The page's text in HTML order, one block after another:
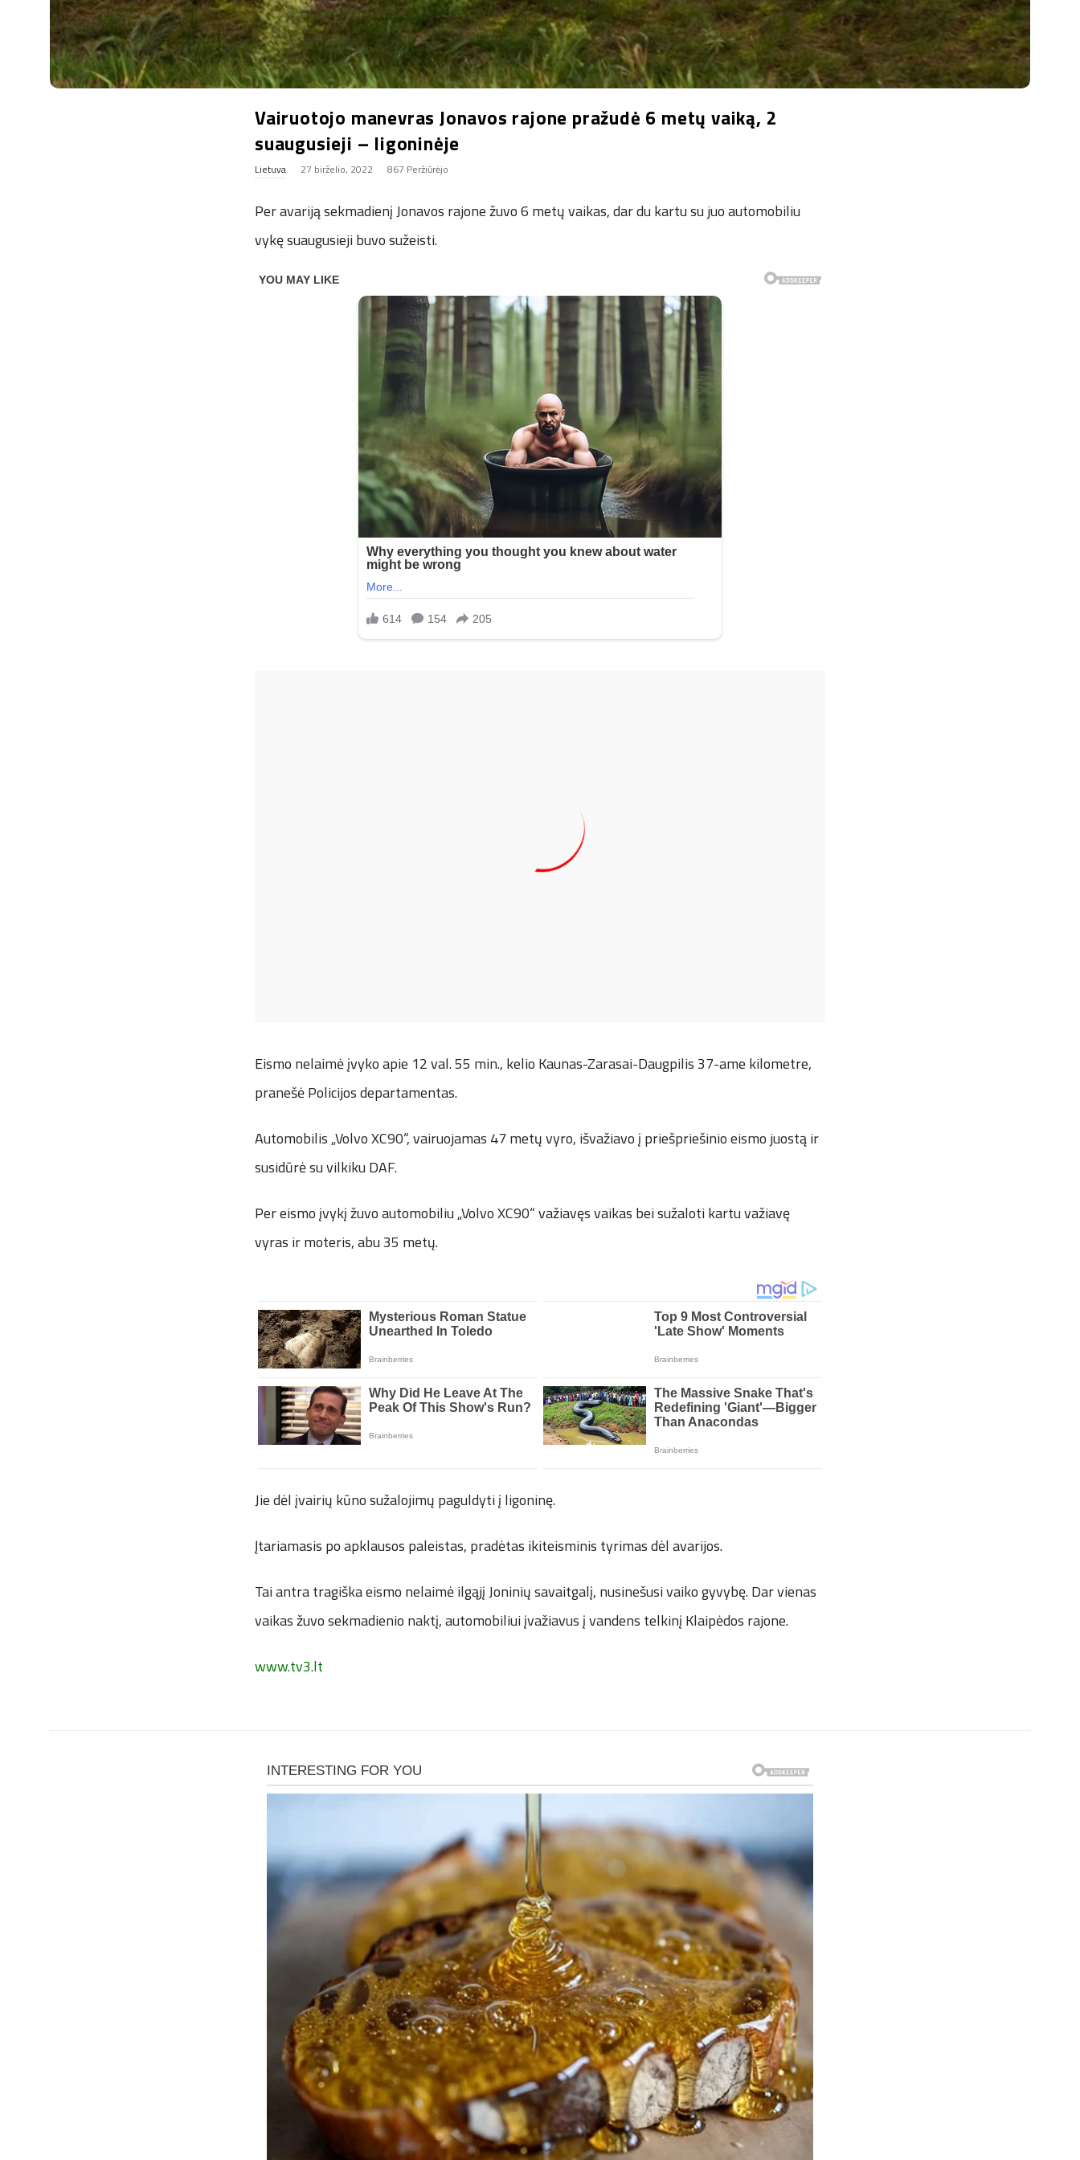
Vairuotojo manevras Jonavos rajone pražudė 6 metų vaiką, 2
suaugusieji – ligoninėje
Lietuva 27 birželio, 2022 867 Peržiūrėjo
Per avariją sekmadienį Jonavos rajone žuvo 6 metų vaikas, dar du kartu su juo automobiliu
vykę suaugusieji buvo sužeisti.
Eismo nelaimė įvyko apie 12 val. 55 min., kelio Kaunas-Zarasai-Daugpilis 37-ame kilometre,
pranešė Policijos departamentas.
Automobilis „Volvo XC90“, vairuojamas 47 metų vyro, išvažiavo į priešpriešinio eismo juostą ir
susidūrė su vilkiku DAF.
Per eismo įvykį žuvo automobiliu „Volvo XC90“ važiavęs vaikas bei sužaloti kartu važiavę
vyras ir moteris, abu 35 metų.
Jie dėl įvairių kūno sužalojimų paguldyti į ligoninę.
Įtariamasis po apklausos paleistas, pradėtas ikiteisminis tyrimas dėl avarijos.
Tai antra tragiška eismo nelaimė ilgąjį Joninių savaitgalį, nusinešusi vaiko gyvybę. Dar vienas
vaikas žuvo sekmadienio naktį, automobiliui įvažiavus į vandens telkinį Klaipėdos rajone.
www.tv3.lt